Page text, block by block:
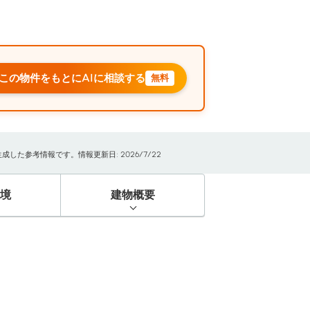
の物件をもとにAIに相談する 無料
成した参考情報です。情報更新日: 2026/7/22
建物概要